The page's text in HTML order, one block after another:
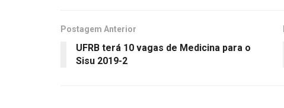
Postagem Anterior
UFRB terá 10 vagas de Medicina para o
Sisu 2019-2